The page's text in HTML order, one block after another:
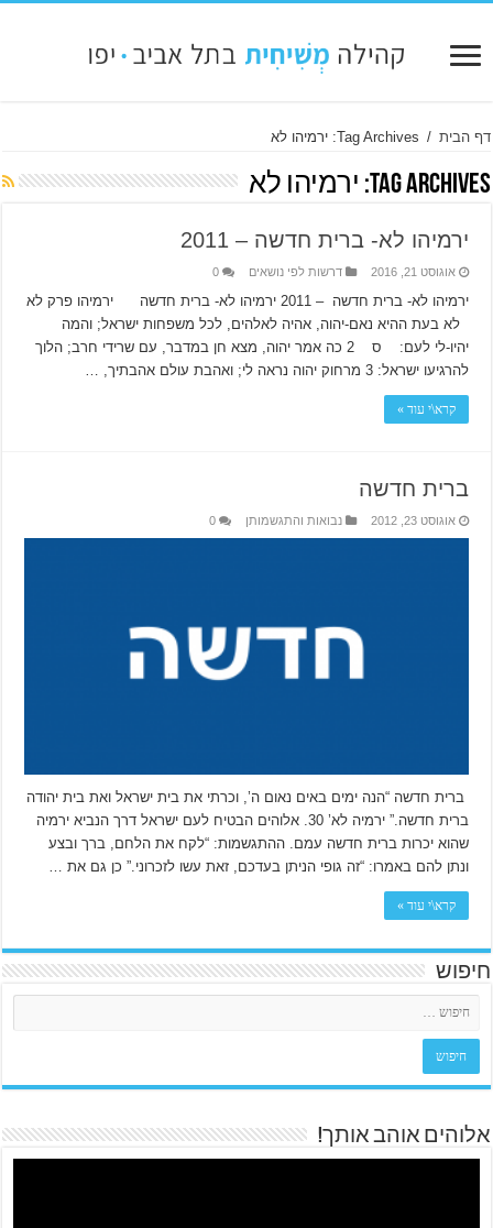
דף הבית / Tag Archives: ירמיהו לא
Tag Archives: ירמיהו לא
ירמיהו לא- ברית חדשה – 2011
אוגוסט 21, 2016 דרשות לפי נושאים 0
ירמיהו לא- ברית חדשה – 2011 ירמיהו לא- ברית חדשה ירמיהו פרק לא
לא בעת ההיא נאם-יהוה, אהיה לאלהים, לכל משפחות ישראל; והמה
יהיו-לי לעם: ס 2 כה אמר יהוה, מצא חן במדבר, עם שרידי חרב; הלוך
להרגיעו ישראל: 3 מרחוק יהוה נראה לי; ואהבת עולם אהבתיך, …
קרא\י עוד »
ברית חדשה
אוגוסט 23, 2012 נבואות והתגשמותן 0
ברית חדשה “הנה ימים באים נאום ה’, וכרתי את בית ישראל ואת בית יהודה
ברית חדשה.” ירמיה לא’ 30. אלוהים הבטיח לעם ישראל דרך הנביא ירמיה
שהוא יכרות ברית חדשה עמם. ההתגשמות: “לקח את הלחם, ברך ובצע
ונתן להם באמרו: “זה גופי הניתן בעדכם, זאת עשו לזכרוני.” כן גם את …
קרא\י עוד »
חיפוש
אלוהים אוהב אותך!